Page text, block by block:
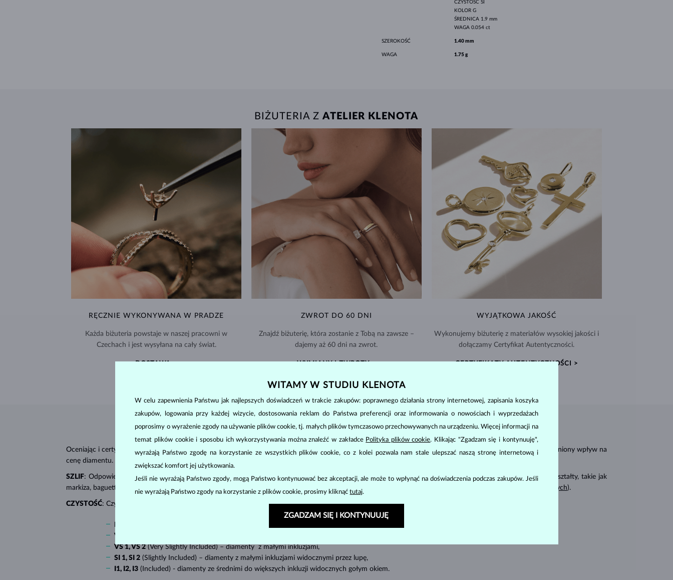
CZYSTOŚĆ SI
KOLOR G
ŚREDNICA 1.9 mm
WAGA 0.054 ct
SZEROKOŚĆ 1.40 mm
WAGA 1.75 g
BIŻUTERIA ZATELIER KLENOTA
RĘCZNIE WYKONYWANA W PRADZE
Każda biżuteria powstaje w naszej pracowni w
Czechach i jest wysyłana na cały świat.
DOSTAWA >
ZWROT DO 60 DNI
Znajdź biżuterię, która zostanie z Tobą na zawsze –
dajemy aż 60 dni na zwrot.
WYMIANY I ZWROTY >
WYJĄTKOWA JAKOŚĆ
Wykonujemy biżuterię z materiałów wysokiej jakości i
dołączamy Certyfikat Autentyczności.
CERTYFIKATY AUTENTYCZNOŚCI >
BIŻUTERIADIAMENTOWA
Oceniając i certyfikującdiamenty, ocenia się ich podstawowe parametry, tzw. 4C: szlif (cut ), czystość ( clarity ), barwa ( color) i karat (carat). Te cechy mają uzasadniony wpływ na
cenę diamentu.
SZLIF: Odpowiedni szlif nadaje diamentowi połysk. Najbardziej popularny jest okrągły szlif, tak zwany brylant. Diamenty są również cięte na inne fantazyjne kształty, takie jak
markiza, baguette, serce, łza, owal czy księżniczka (czworokątny lub trójkątny krój z ostrymi narożnikami, szczególnie popularny wśród
pierścionków zaręczynowych).
CZYSTOŚĆ: Czystość określa ilość, rozmiar i rozmieszczenie tak zwanych „inkluzji”, czyli wewnętrznych niedoskonałości diamentów:
VVS 1, VVS 2
VS 1, VS 2 (Very Slightly Included) – diamenty z małymi inkluzjami,
SI 1, SI 2 (Slightly Included) – diamenty z małymi inkluzjami widocznymi przez lupę,
I1, I2, I3 (Included) - diamenty ze średnimi do większych inkluzji widocznych gołym okiem.
WITAMY W STUDIU KLENOTA
W celu zapewnienia Państwu jak najlepszych doświadczeń w trakcie zakupów: poprawnego działania strony internetowej, zapisania koszyka
zakupów, logowania przy każdej wizycie, dostosowania reklam do Państwa preferencji oraz informowania o nowościach i wyprzedażach
poprosimy o wyrażenie zgody na używanie plików cookie, tj. małych plików tymczasowo przechowywanych na urządzeniu. Więcej informacji na
temat plików cookie i sposobu ich wykorzystywania można znaleźć w zakładce Polityka plików cookie. Klikając "Zgadzam się i kontynuuję",
wyrażają Państwo zgodę na korzystanie ze wszystkich plików cookie, co z kolei pozwala nam stale ulepszać naszą stronę internetową i
zwiększać komfort jej użytkowania.
Jeśli nie wyrażają Państwo zgody, mogą Państwo kontynuować bez akceptacji, ale może to wpłynąć na doświadczenia podczas zakupów. Jeśli
nie wyrażają Państwo zgody na korzystanie z plików cookie, prosimy kliknąćtutaj.
ZGADZAM SIĘ I KONTYNUUJĘ